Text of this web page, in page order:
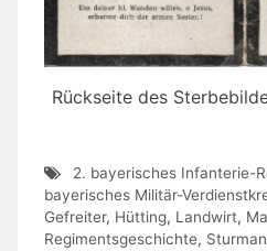
Rückseite des
2. bayerisches Infanterie-
bayerisches Militär-
Gefreiter, Hütting, Landwirt,
Regimentsgeschichte,